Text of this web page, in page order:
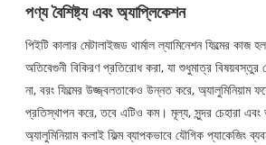
পণ্য বৈশিষ্ট্য এবং অ্যাপ্লিকেশন
পিইটি কালার মেটালাইজড থার্মাল ল্যামিনেশন ফিল্মের
অতিবেগুনী বিকিরণ প্রতিরোধ করা, যা শুধুমাত্র বিষয়বস্তুর
না, বরং ফিল্মের উজ্জ্বলতাকেও উন্নত করে, অ্যালুমিনিয়াম
প্রতিস্থাপন করে, তবে এটিও কম। মূল্য, সুন্দর চেহারা এবং
অ্যালুমিনিয়াম কলাই ফিল্ম ব্যাপকভাবে যৌগিক প্যাকেজিং